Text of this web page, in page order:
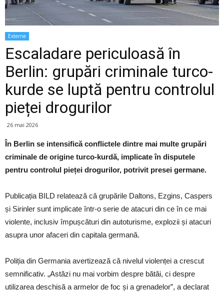
Externe
Escaladare periculoasă în
Berlin: grupări criminale turco-
kurde se luptă pentru controlul
pieței drogurilor
26 mai 2026
În Berlin se intensifică conflictele dintre mai multe grupări
criminale de origine turco-kurdă, implicate în disputele
pentru controlul pieței drogurilor, potrivit presei germane.
Publicația BILD relatează că grupările Daltons, Ezgins, Caspers
și Sirinler sunt implicate într-o serie de atacuri din ce în ce mai
violente, inclusiv împușcături din autoturisme, explozii și atacuri
asupra unor afaceri din capitala germană.
Poliția din Germania avertizează că nivelul violenței a crescut
semnificativ. „Astăzi nu mai vorbim despre bătăi, ci despre
utilizarea deschisă a armelor de foc și a grenadelor”, a declarat